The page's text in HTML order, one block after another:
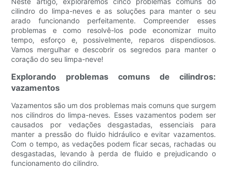
cilindro do limpa-neves e as soluções para manter o seu
arado funcionando perfeitamente. Compreender esses
problemas e como resolvê-los pode economizar muito
tempo, esforço e, possivelmente, reparos dispendiosos.
Vamos mergulhar e descobrir os segredos para manter o
coração do seu limpa-neve!
Explorando problemas comuns de cilindros:
vazamentos
Vazamentos são um dos problemas mais comuns que surgem
nos cilindros do limpa-neves. Esses vazamentos podem ser
causados ​​por vedações desgastadas, essenciais para
manter a pressão do fluido hidráulico e evitar vazamentos.
Com o tempo, as vedações podem ficar secas, rachadas ou
desgastadas, levando à perda de fluido e prejudicando o
funcionamento do cilindro.